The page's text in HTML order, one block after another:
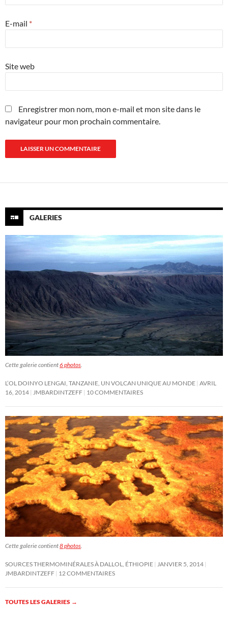
E-mail *
Site web
Enregistrer mon nom, mon e-mail et mon site dans le
navigateur pour mon prochain commentaire.
GALERIES
Cette galerie contient6 photos
L’OL DOINYO LENGAI, TANZANIE, UN VOLCAN UNIQUE AU MONDE AVRIL
16, 2014
JMBARDINTZEFF 10 COMMENTAIRES
Cette galerie contient8 photos
SOURCES THERMOMINÉRALES À DALLOL, ÉTHIOPIE
JANVIER 5, 2014
JMBARDINTZEFF 12 COMMENTAIRES
TOUTES LES GALERIES →